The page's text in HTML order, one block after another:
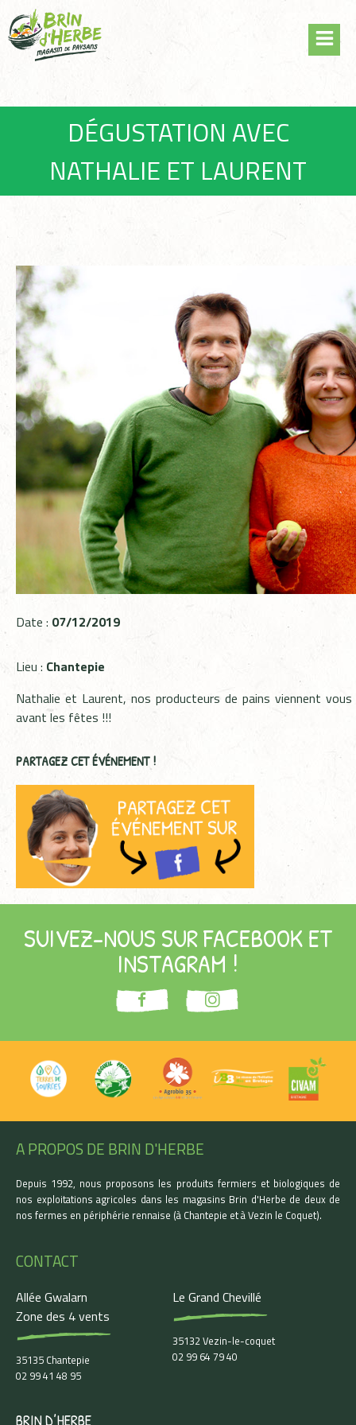
to
content
DÉGUSTATION AVEC
NATHALIE ET LAURENT
Date : 07/12/2019
Lieu : Chantepie
Nathalie et Laurent, nos producteurs de pains viennent
avant les fêtes !!!
PARTAGEZ CET ÉVÉNEMENT !
SUIVEZ-NOUS SUR FACEBOOK ET
INSTAGRAM !
A PROPOS DE BRIN D'HERBE
Depuis 1992, nous proposons les produits fermiers et biologiques de
nos exploitations agricoles dans les magasins Brin d'Herbe de deux de
nos fermes en périphérie rennaise (à Chantepie et à Vezin le Coquet).
CONTACT
Allée Gwalarn
Zone des 4 vents
35135 Chantepie
02 99 41 48 95
Le Grand Chevillé
35132 Vezin-le-coquet
02 99 64 79 40
BRIN D’HERBE
Panneau de gestion des cookies